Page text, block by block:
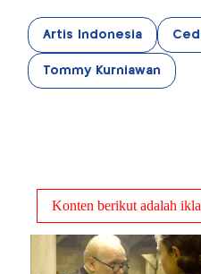
Artis Indonesia
Tommy Kurniawan